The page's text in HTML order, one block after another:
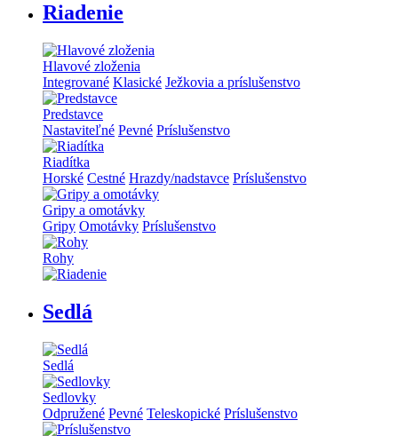
Riadenie
Hlavové zloženia
Integrované Klasické Ježkovia a príslušenstvo
Predstavce
Nastaviteľné Pevné Príslušenstvo
Riadítka
Horské Cestné Hrazdy/nadstavce Príslušenstvo
Gripy a omotávky
Gripy Omotávky Príslušenstvo
Rohy
Sedlá
Sedlá
Sedlovky
Odpružené Pevné Teleskopické Príslušenstvo